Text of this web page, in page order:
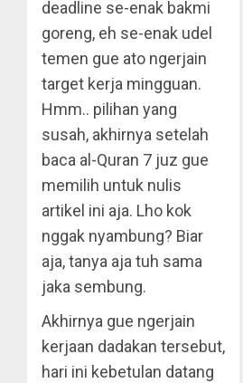
deadline se-enak bakmi
goreng, eh se-enak udel
temen gue ato ngerjain
target kerja mingguan.
Hmm.. pilihan yang
susah, akhirnya setelah
baca al-Quran 7 juz gue
memilih untuk nulis
artikel ini aja. Lho kok
nggak nyambung? Biar
aja, tanya aja tuh sama
jaka sembung.
Akhirnya gue ngerjain
kerjaan dadakan tersebut,
hari ini kebetulan datang